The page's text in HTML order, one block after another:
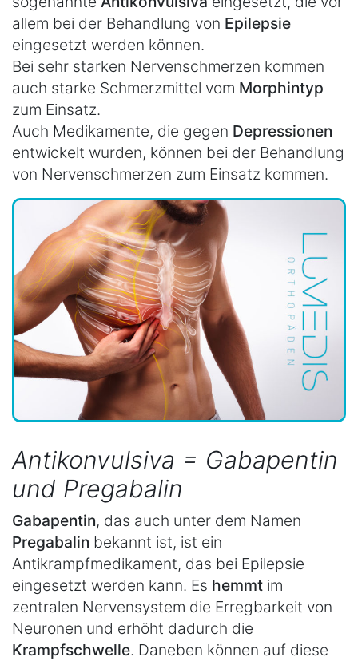
allem bei der Behandlung von Epilepsie
eingesetzt werden können.
Bei sehr starken Nervenschmerzen kommen
auch starke Schmerzmittel vom Morphintyp
zum Einsatz.
Auch Medikamente, die gegen Depressionen
entwickelt wurden, können bei der Behandlung
von Nervenschmerzen zum Einsatz kommen.
Antikonvulsiva = Gabapentin
und Pregabalin
Gabapentin, das auch unter dem Namen
Pregabalin bekannt ist, ist ein
Antikrampfmedikament, das bei Epilepsie
eingesetzt werden kann. Es hemmt im
zentralen Nervensystem die Erregbarkeit von
Neuronen und erhöht dadurch die
Krampfschwelle. Daneben können auf diese